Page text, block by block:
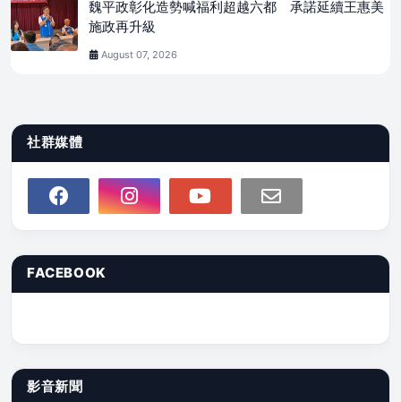
魏平政彰化造勢喊福利超越六都 承諾延續王惠美
施政再升級
August 07, 2026
社群媒體
FACEBOOK
影音新聞